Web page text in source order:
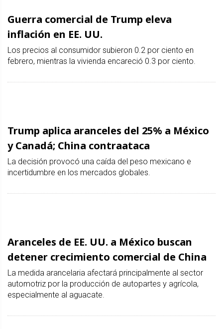
Guerra comercial de Trump eleva
inflación en EE. UU.
Los precios al consumidor subieron 0.2 por ciento en
febrero, mientras la vivienda encareció 0.3 por ciento.
Trump aplica aranceles del 25% a México
y Canadá; China contraataca
La decisión provocó una caída del peso mexicano e
incertidumbre en los mercados globales.
Aranceles de EE. UU. a México buscan
detener crecimiento comercial de China
La medida arancelaria afectará principalmente al sector
automotriz por la producción de autopartes y agrícola,
especialmente al aguacate.